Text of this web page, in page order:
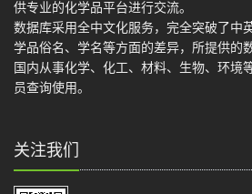
供专业的化学品平台进行交流。
数据库采用全中文化服务，完全突破了中
学品俗名、学名等方面的差异，所提供的
国内从事化学、化工、材料、生物、环境
员查询使用。
关注我们